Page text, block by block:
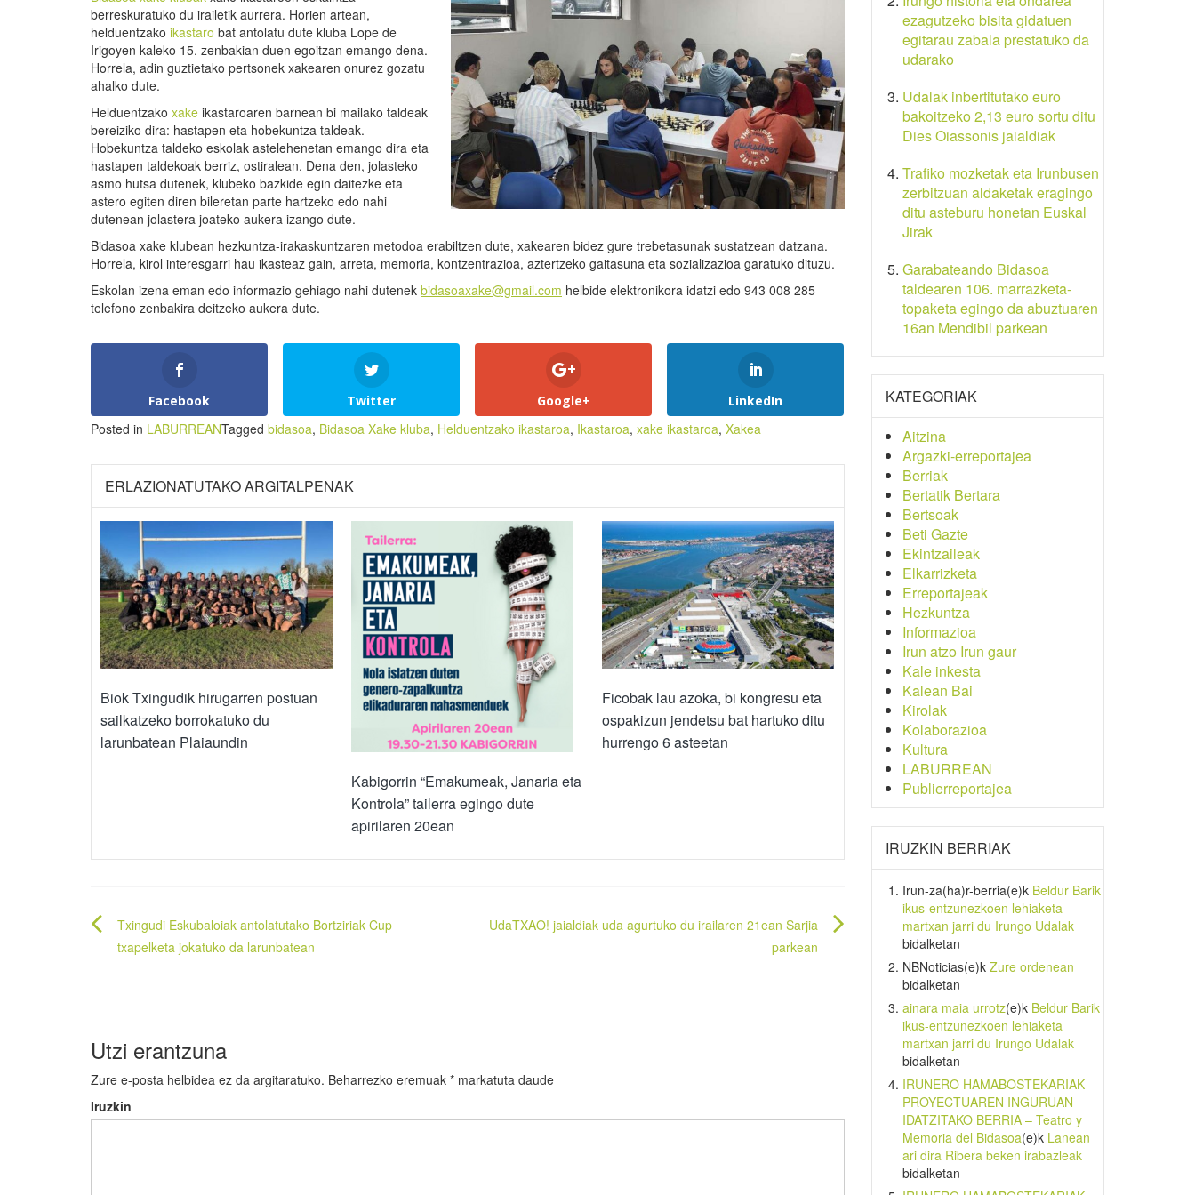
berreskuratuko du irailetik aurrera. Horien artean,
helduentzako ikastaro bat antolatu dute kluba Lope de
Irigoyen kaleko 15. zenbakian duen egoitzan emango dena.
Horrela, adin guztietako pertsonek xakearen onurez gozatu
ahalko dute.
Helduentzako xake ikastaroaren barnean bi mailako taldeak
bereiziko dira: hastapen eta hobekuntza taldeak.
Hobekuntza taldeko eskolak astelehenetan emango dira eta
hastapen taldekoak berriz, ostiralean. Dena den, jolasteko
asmo hutsa dutenek, klubeko bazkide egin daitezke eta
astero egiten diren bileretan parte hartzeko edo nahi
dutenean jolastera joateko aukera izango dute.
Bidasoa xake klubean hezkuntza-irakaskuntzaren metodoa erabiltzen dute, xakearen bidez gure trebetasunak sustatzean datzana.
Horrela, kirol interesgarri hau ikasteaz gain, arreta, memoria, kontzentrazioa, aztertzeko gaitasuna eta sozializazioa garatuko dituzu.
Eskolan izena eman edo informazio gehiago nahi dutenek bidasoaxake@gmail.com helbide elektronikora idatzi edo 943 008 285
telefono zenbakira deitzeko aukera dute.
Facebook Twitter Google+ LinkedIn
Posted in LABURREANTagged bidasoa, Bidasoa Xake kluba, Helduentzako ikastaroa, Ikastaroa, xake ikastaroa, Xakea
ERLAZIONATUTAKO ARGITALPENAK
Biok Txingudik hirugarren postuan
sailkatzeko borrokatuko du
larunbatean Plaiaundin
Kabigorrin “Emakumeak, Janaria eta
Kontrola” tailerra egingo dute
apirilaren 20ean
Ficobak lau azoka, bi kongresu eta
ospakizun jendetsu bat hartuko ditu
hurrengo 6 asteetan
Bidalketetan
zehar
Txingudi Eskubaloiak antolatutako Bortziriak Cup
txapelketa jokatuko da larunbatean
UdaTXAO! jaialdiak uda agurtuko du irailaren 21ean Sarjia
parkean
Utzi erantzuna
Zure e-posta helbidea ez da argitaratuko. Beharrezko eremuak * markatuta daude
Iruzkin
ezagutzeko bisita gidatuen
egitarau zabala prestatuko da
udarako
Udalak inbertitutako euro
bakoitzeko 2,13 euro sortu ditu
Dies Oiassonis jaialdiak
Trafiko mozketak eta Irunbusen
zerbitzuan aldaketak eragingo
ditu asteburu honetan Euskal
Jirak
Garabateando Bidasoa
taldearen 106. marrazketa-
topaketa egingo da abuztuaren
16an Mendibil parkean
KATEGORIAK
Aitzina
Argazki-erreportajea
Berriak
Bertatik Bertara
Bertsoak
Beti Gazte
Ekintzaileak
Elkarrizketa
Erreportajeak
Hezkuntza
Informazioa
Irun atzo Irun gaur
Kale inkesta
Kalean Bai
Kirolak
Kolaborazioa
Kultura
LABURREAN
Publierreportajea
IRUZKIN BERRIAK
Irun-za(ha)r-berria(e)k Beldur Barik
ikus-entzunezkoen lehiaketa
martxan jarri du Irungo Udalak
bidalketan
NBNoticias(e)k Zure ordenean
bidalketan
ainara maia urrotz(e)k Beldur Barik
ikus-entzunezkoen lehiaketa
martxan jarri du Irungo Udalak
bidalketan
IRUNERO HAMABOSTEKARIAK
PROYECTUAREN INGURUAN
IDATZITAKO BERRIA – Teatro y
Memoria del Bidasoa(e)k Lanean
ari dira Ribera beken irabazleak
bidalketan